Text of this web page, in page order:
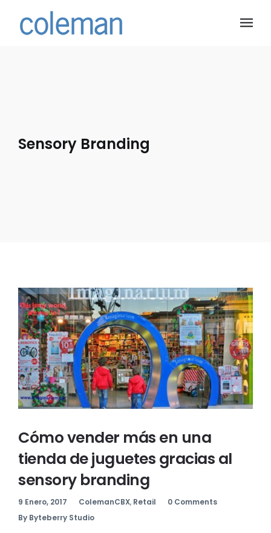
Sensory Branding
Cómo vender más en una
tienda de juguetes gracias al
sensory branding
9 Enero, 2017 ColemanCBX, Retail
0 Comments
By Byteberry Studio